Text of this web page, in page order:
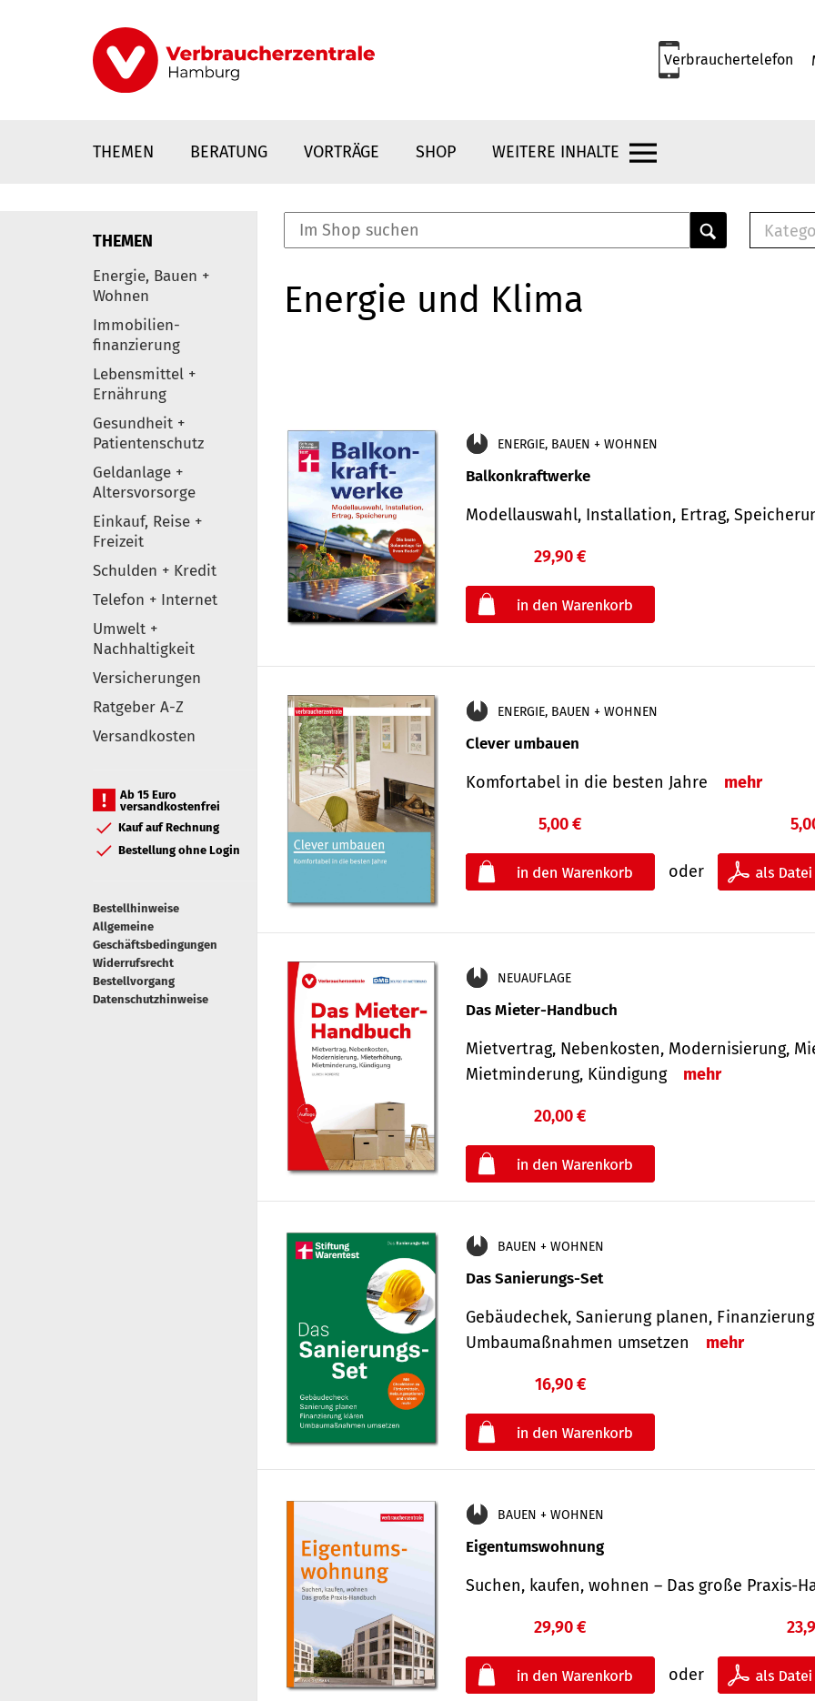
Verbrauchertelefon
THEMEN BERATUNG VORTRÄGE SHOP WEITERE INHALTE
Elemente
THEMEN
Energie, Bauen +
Wohnen
Immobilien-
finanzierung
Lebensmittel +
Ernährung
Gesundheit +
Patientenschutz
Geldanlage +
Altersvorsorge
Einkauf, Reise +
Freizeit
Schulden + Kredit
Telefon + Internet
Umwelt +
Nachhaltigkeit
Versicherungen
Ratgeber A-Z
Versandkosten
Ab 15 Euro
versandkostenfrei
Kauf auf Rechnung
Bestellung ohne Login
Bestellhinweise
Allgemeine
Geschäftsbedingungen
Widerrufsrecht
Bestellvorgang
Datenschutzhinweise
Energie und Klima
ENERGIE, BAUEN + WOHNEN
Balkonkraftwerke
Modellauswahl, Installation, Ertrag,
29,90 €
ENERGIE, BAUEN + WOHNEN
Clever umbauen
Komfortabel in die besten Jahre mehr
5,00 €
oder
NEUAUFLAGE
Das Mieter-Handbuch
Mietvertrag, Nebenkosten, Modernisierung,
Mietminderung, Kündigung
mehr
20,00 €
BAUEN + WOHNEN
Das Sanierungs-Set
Gebäudechek, Sanierung planen,
Umbaumaßnahmen umsetzen
mehr
16,90 €
BAUEN + WOHNEN
Eigentumswohnung
Suchen, kaufen, wohnen – Das große Praxis-
29,90 €
oder